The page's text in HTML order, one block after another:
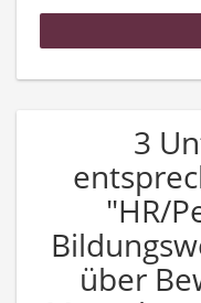
3
"HR/
über